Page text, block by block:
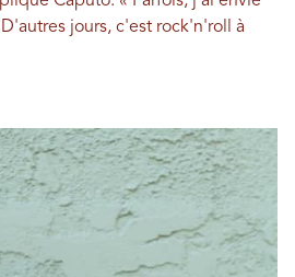
jours, c'est rock'n'roll à